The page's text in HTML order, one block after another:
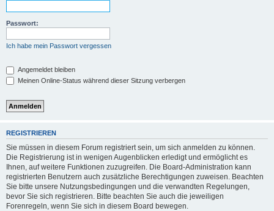
Passwort:
Ich habe mein Passwort vergessen
Angemeldet bleiben
Meinen Online-Status während dieser Sitzung verbergen
REGISTRIEREN
Sie müssen in diesem Forum registriert sein, um sich anmelden zu können.
Die Registrierung ist in wenigen Augenblicken erledigt und ermöglicht es
Ihnen, auf weitere Funktionen zuzugreifen. Die Board-Administration kann
registrierten Benutzern auch zusätzliche Berechtigungen zuweisen. Beachten
Sie bitte unsere Nutzungsbedingungen und die verwandten Regelungen,
bevor Sie sich registrieren. Bitte beachten Sie auch die jeweiligen
Forenregeln, wenn Sie sich in diesem Board bewegen.